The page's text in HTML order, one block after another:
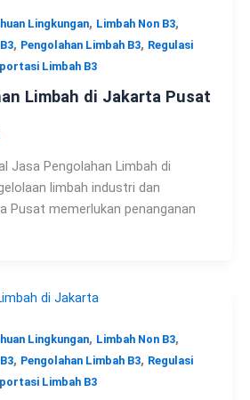
Lingkungan, Limbah Non B3,
, Pengolahan Limbah B3, Regulasi
Limbah B3
Limbah di Jakarta Pusat
Jasa Pengolahan Limbah di
limbah industri dan
Pusat memerlukan penanganan
Lingkungan, Limbah Non B3,
, Pengolahan Limbah B3, Regulasi
Limbah B3